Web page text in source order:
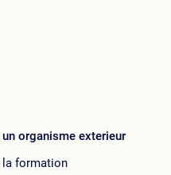
organisme exterieur
la formation